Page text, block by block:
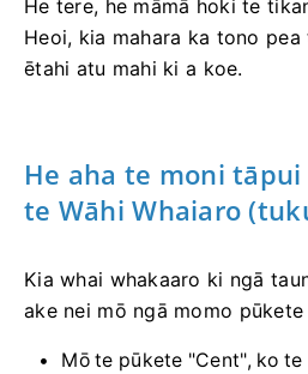
He tere, he māmā hoki te
Heoi, kia mahara ka tono
ētahi atu mahi ki a koe.
He aha te moni
te Wāhi Whaiaro
Kia whai whakaaro ki ngā
ake nei mō ngā momo pūkete
Mō te pūkete "Cent", ko